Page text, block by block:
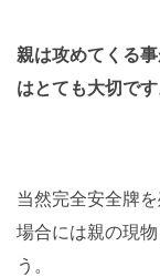
親は攻めてくる
はとても大切です
当然完全安全牌
場合には親の現
う。